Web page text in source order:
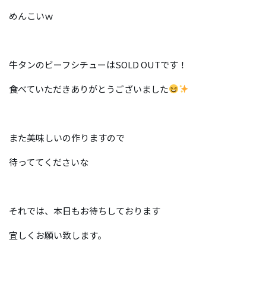
めんこいｗ
牛タンのビーフシチューはSOLD OUTです！
食べていただきありがとうございました
また美味しいの作りますので
待っててくださいな
それでは、本日もお待ちしております
宜しくお願い致します。